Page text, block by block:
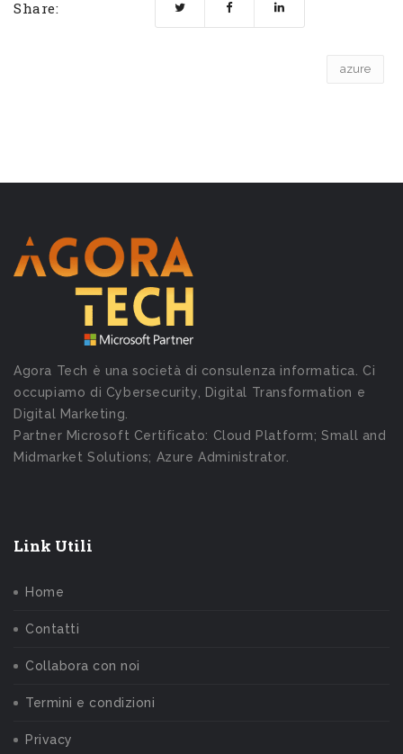
Share:
azure
Agora Tech è una società di consulenza informatica. Ci
occupiamo di Cybersecurity, Digital Transformation e
Digital Marketing.
Partner Microsoft Certificato: Cloud Platform; Small and
Midmarket Solutions; Azure Administrator.
Link Utili
Home
Contatti
Collabora con noi
Termini e condizioni
Privacy